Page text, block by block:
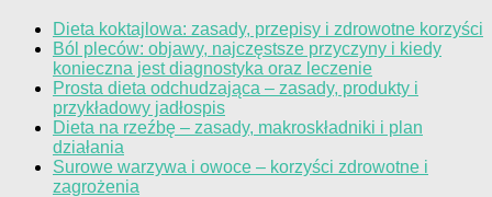
Dieta koktajlowa: zasady, przepisy i zdrowotne korzyści
Ból pleców: objawy, najczęstsze przyczyny i kiedy
konieczna jest diagnostyka oraz leczenie
Prosta dieta odchudzająca – zasady, produkty i
przykładowy jadłospis
Dieta na rzeźbę – zasady, makroskładniki i plan
działania
Surowe warzywa i owoce – korzyści zdrowotne i
zagrożenia